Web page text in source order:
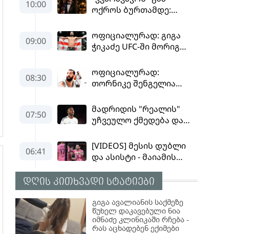
დღის კითხვადი სტატიები
გიგა ავალიანის საქმეზე
წუხელ დაკავებული ნია
იმნაძე კლინიკაში რჩება -
რას აცხადებენ ექიმები